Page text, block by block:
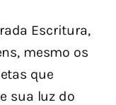
Escritura,
mesmo os
que
sua luz do